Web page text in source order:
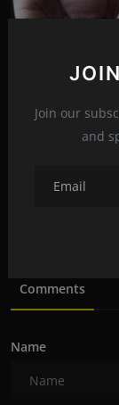
Join our
and
mayankrajkumaroffi...
Comments
Name